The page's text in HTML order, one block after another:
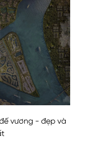
vương - đẹp và